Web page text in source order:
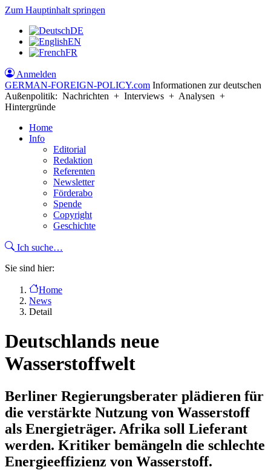
Zum Hauptinhalt springen
DE
EN
FR
Anmelden
GERMAN-FOREIGN-POLICY.com Informationen zur deutschen
Außenpolitik: Nachrichten + Interviews + Analysen +
Hintergründe
Home
Info
Editorial
Redaktion
Referenten
Newsletter
Förderabo
Spende
Copyright
Geschichte
Ich suche…
Sie sind hier:
Home
News
Detail
Deutschlands neue
Wasserstoffwelt
Berliner Regierungsberater plädieren für
die verstärkte Nutzung von Wasserstoff
als Energieträger. Afrika soll Lieferant
werden. Kritiker bemängeln die schlechte
Energieeffizienz von Wasserstoff.